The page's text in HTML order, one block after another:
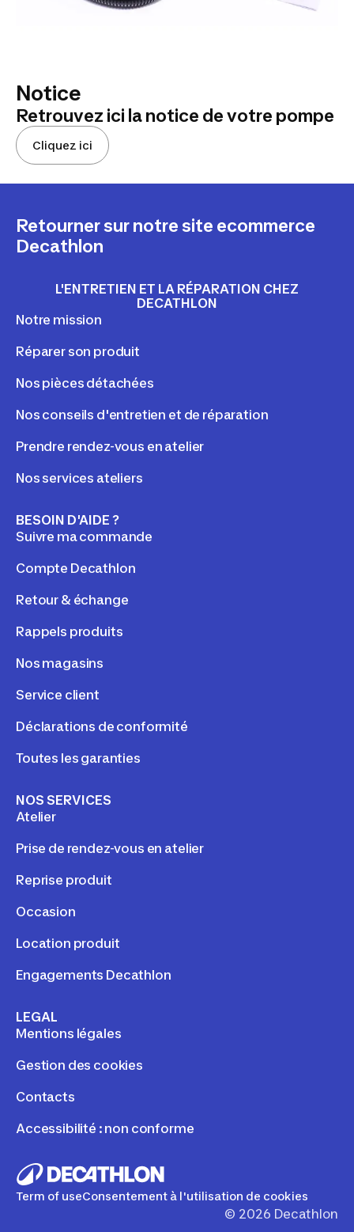
Notice
Retrouvez ici la notice de votre pompe
Cliquez ici
Retourner sur notre site ecommerce
Decathlon
L'ENTRETIEN ET LA RÉPARATION CHEZ
DECATHLON
Notre mission
Réparer son produit
Nos pièces détachées
Nos conseils d'entretien et de réparation
Prendre rendez-vous en atelier
Nos services ateliers
BESOIN D'AIDE ?
Suivre ma commande
Compte Decathlon
Retour & échange
Rappels produits
Nos magasins
Service client
Déclarations de conformité
Toutes les garanties
NOS SERVICES
Atelier
Prise de rendez-vous en atelier
Reprise produit
Occasion
Location produit
Engagements Decathlon
LEGAL
Mentions légales
Gestion des cookies
Contacts
Accessibilité : non conforme
Term of useConsentement à l'utilisation de cookies
© 2026 Decathlon